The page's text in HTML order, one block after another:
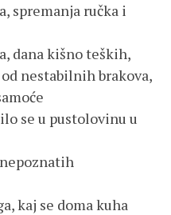
spremanja ručka i
dana kišno teških,
nestabilnih brakova,
se u pustolovinu u
kaj se doma kuha